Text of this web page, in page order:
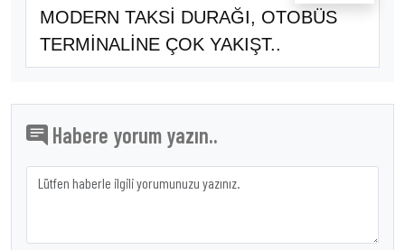
MODERN TAKSİ DURAĞI, OTOBÜS
TERMİNALİNE ÇOK YAKIŞT..
Habere yorum yazın..